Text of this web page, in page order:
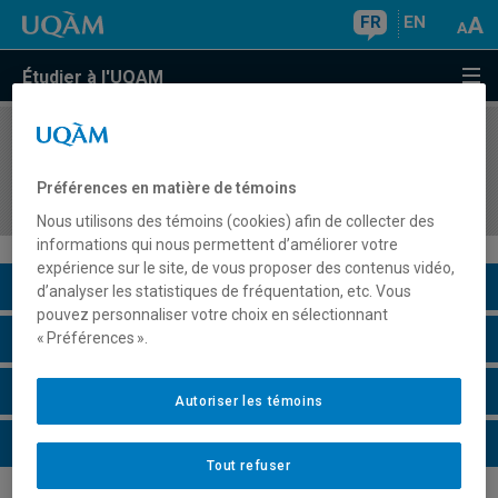
FR EN
Étudier à l'UQAM
COURS//
troubles envahissants du développement (TED)
Description du cours
Horaire - Été 2026
Horaire - Automne 2026
Horaire - Hiver 2027
Préférences en matière de témoins
Nous utilisons des témoins (cookies) afin de collecter des
informations qui nous permettent d’améliorer votre
expérience sur le site, de vous proposer des contenus vidéo,
d’analyser les statistiques de fréquentation, etc. Vous
pouvez personnaliser votre choix en sélectionnant
« Préférences ».
Tout refuser
Autoriser les témoins